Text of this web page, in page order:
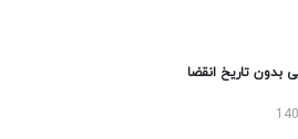
بدون تاریخ انقضا